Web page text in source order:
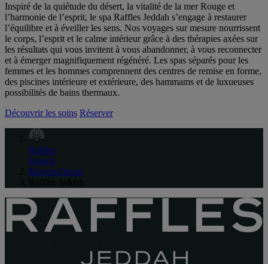
Inspiré de la quiétude du désert, la vitalité de la mer Rouge et
l’harmonie de l’esprit, le spa Raffles Jeddah s’engage à restaurer
l’équilibre et à éveiller les sens. Nos voyages sur mesure nourrissent
le corps, l’esprit et le calme intérieur grâce à des thérapies axées sur
les résultats qui vous invitent à vous abandonner, à vous reconnecter
et à émerger magnifiquement régénéré. Les spas séparés pour les
femmes et les hommes comprennent des centres de remise en forme,
des piscines intérieure et extérieure, des hammams et de luxueuses
possibilités de bains thermaux.
Découvrir les soins Réserver
Raffles
French
Moyen-Orient